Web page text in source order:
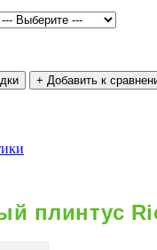
+ Добавить к
плинтус